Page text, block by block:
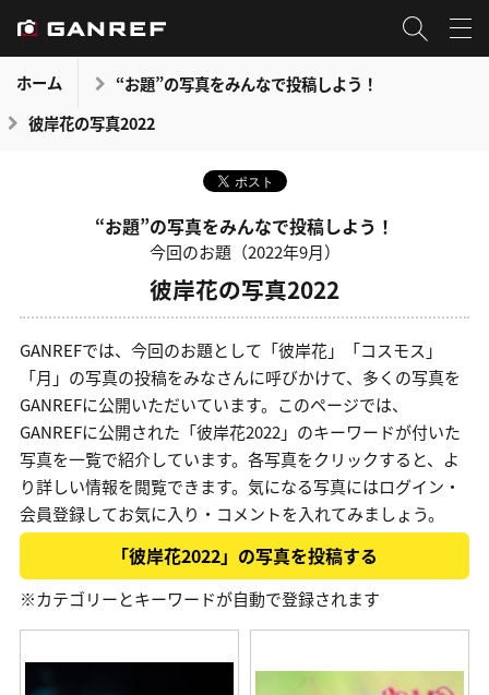
ホーム
“お題”の写真をみんなで投稿しよう！
彼岸花の写真2022
“お題”の写真をみんなで投稿しよう！
今回のお題（2022年9月）
彼岸花の写真2022
GANREFでは、今回のお題として「彼岸花」「コスモス」
「月」の写真の投稿をみなさんに呼びかけて、多くの写真を
GANREFに公開いただいています。このページでは、
GANREFに公開された「彼岸花2022」のキーワードが付いた
写真を一覧で紹介しています。各写真をクリックすると、よ
り詳しい情報を閲覧できます。気になる写真にはログイン・
会員登録してお気に入り・コメントを入れてみましょう。
「彼岸花2022」の写真を投稿する
※カテゴリーとキーワードが自動で登録されます